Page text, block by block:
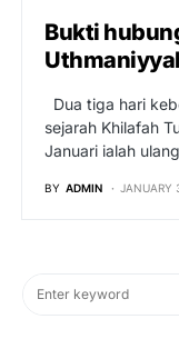
Bukti
Dua tiga hari
sejarah Khilafah
Januari ialah
BY ADMIN JANUARY